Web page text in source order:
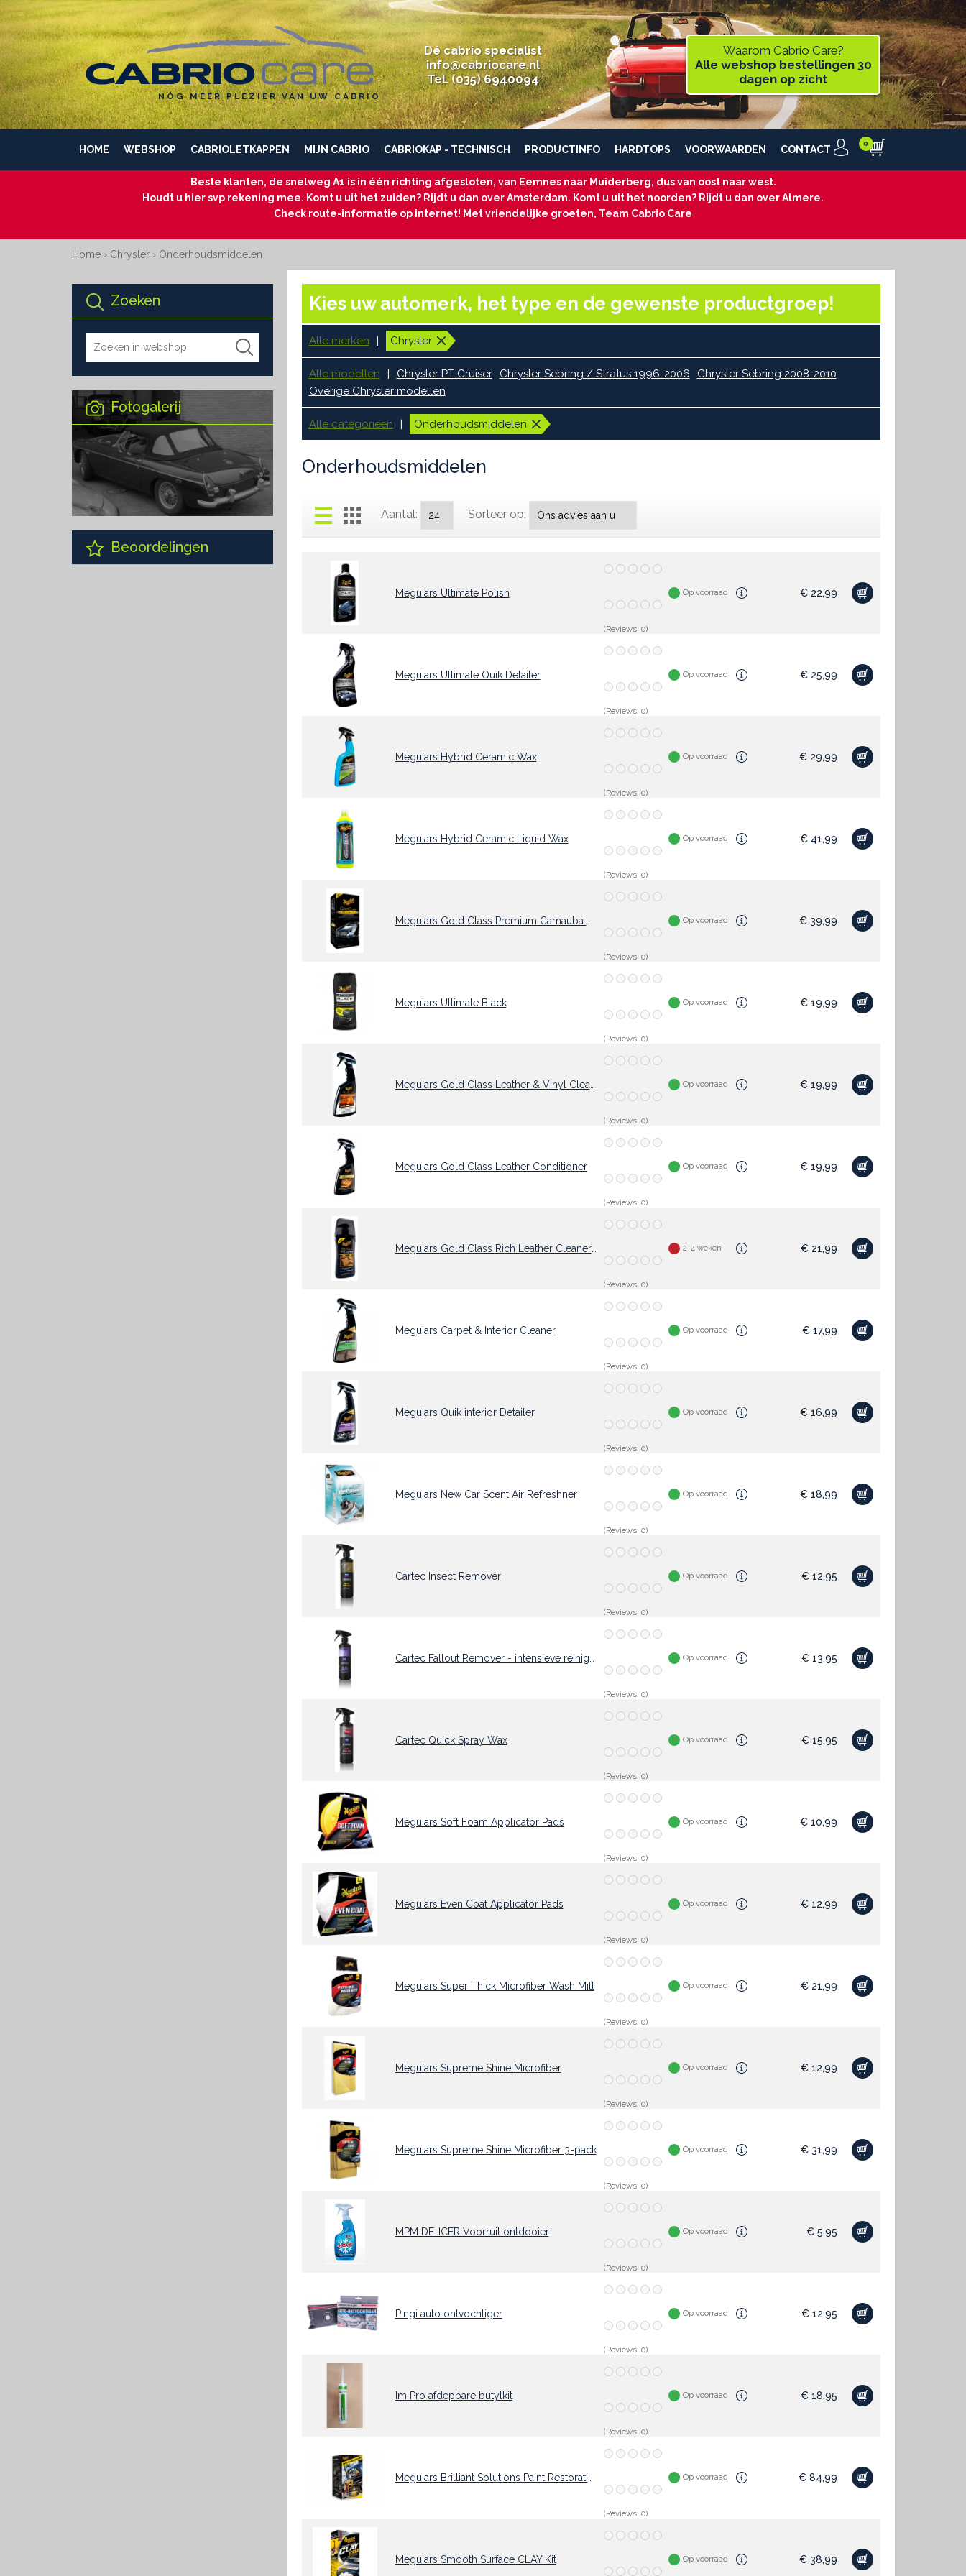
NÓG MEER PLEZIER VAN UW CABRIO
Dé cabrio specialist
info@cabriocare.nl
Tel. (035) 6940094
Waarom Cabrio Care?
Alle webshop bestellingen 30
dagen op zicht
HOME WEBSHOP CABRIOLETKAPPEN MIJN CABRIO CABRIOKAP - TECHNISCH PRODUCTINFO HARDTOPS VOORWAARDEN CONTACT
Beste klanten, de snelweg A1 is in één richting afgesloten, van Eemnes naar Muiderberg, dus van oost naar west.
Houdt u hier svp rekening mee. Komt u uit het zuiden? Rijdt u dan over Amsterdam. Komt u uit het noorden? Rijdt u dan over Almere.
Check route-informatie op internet! Met vriendelijke groeten, Team Cabrio Care
Home› Chrysler› Onderhoudsmiddelen
Zoeken
Fotogalerij
Beoordelingen
Kies uw automerk, het type en de gewenste productgroep!
Alle merken Chrysler
Alle modellen Chrysler PT Cruiser Chrysler Sebring / Stratus 1996-2006
Chrysler Sebring 2008-2010
Overige Chrysler modellen
Alle categorieën Onderhoudsmiddelen
Onderhoudsmiddelen
Aantal: Sorteer op:
Meguiars Ultimate Polish
(Reviews: 0)
Op voorraad €22,99
Meguiars Ultimate Quik Detailer
(Reviews: 0)
Op voorraad €25,99
Meguiars Hybrid Ceramic Wax
(Reviews: 0)
Op voorraad €29,99
Meguiars Hybrid Ceramic Liquid Wax
(Reviews: 0)
Op voorraad €41,99
(Reviews: 0)
Op voorraad €39,99
Meguiars Ultimate Black
(Reviews: 0)
Op voorraad €19,99
(Reviews: 0)
Op voorraad €19,99
Meguiars Gold Class Leather Conditioner
(Reviews: 0)
Op voorraad €19,99
Meguiars Gold Class Rich Leather Cleaner & Conditi
(Reviews: 0)
2-4 weken €21,99
Meguiars Carpet & Interior Cleaner
(Reviews: 0)
Op voorraad €17,99
Meguiars Quik interior Detailer
(Reviews: 0)
Op voorraad €16,99
Meguiars New Car Scent Air Refreshner
(Reviews: 0)
Op voorraad €18,99
Cartec Insect Remover
(Reviews: 0)
Op voorraad €12,95
(Reviews: 0)
Op voorraad €13,95
Cartec Quick Spray Wax
(Reviews: 0)
Op voorraad €15,95
Meguiars Soft Foam Applicator Pads
(Reviews: 0)
Op voorraad €10,99
Meguiars Even Coat Applicator Pads
(Reviews: 0)
Op voorraad €12,99
Meguiars Super Thick Microfiber Wash Mitt
(Reviews: 0)
Op voorraad €21,99
Meguiars Supreme Shine Microfiber
(Reviews: 0)
Op voorraad €12,99
Meguiars Supreme Shine Microfiber 3-pack
(Reviews: 0)
Op voorraad €31,99
MPM DE-ICER Voorruit ontdooier
(Reviews: 0)
Op voorraad €5,95
Pingi auto ontvochtiger
(Reviews: 0)
Op voorraad €12,95
Im Pro afdepbare butylkit
(Reviews: 0)
Op voorraad €18,95
(Reviews: 0)
Op voorraad €84,99
Meguiars Smooth Surface CLAY Kit Op voorraad €38,99